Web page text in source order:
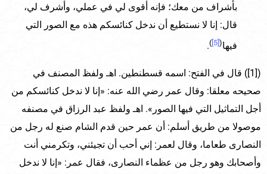
بأشراف من معك؛ فإنه أقوى لي في عملي، وأشرف لي،
قال: إنا لا نستطيع أن ندخل كنائسكم هذه مع الصور التي
فيها(
)
.
([1]) قال في الفتح: اسمه قسطنطين. اهـ ولفظ المصنف في
صحيحه معلقا: وقال عمر رضي الله عنه: «إنا لا ندخل كنائسكم من
أجل التماثيل التي فيها الصور». اهـ ولفظ عبد الرزاق في مصنفه
موصولا من طريق أسلم: أن عمر حين قدم الشام صنع له رجل من
النصارى طعاما، وقال لعمر: إني أحب أن تجيئني، وتكرمني أنت
وأصحابك وهو رجل من عظماء النصارى، فقال عمر: «إنا لا ندخل